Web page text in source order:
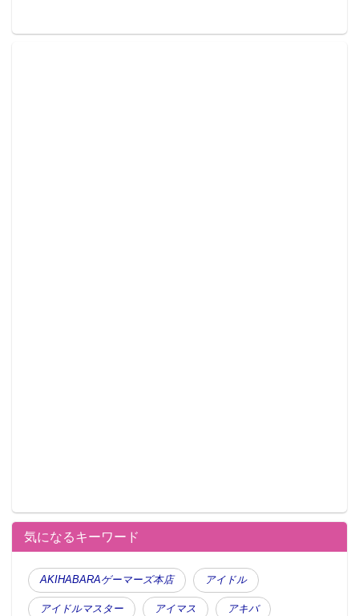
気になるキーワード
AKIHABARAゲーマーズ本店 アイドル
アイドルマスター アイマス アキバ